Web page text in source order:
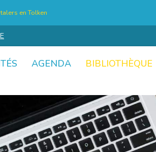
en Tolken
AGENDA BIBLIOTHÈQUE